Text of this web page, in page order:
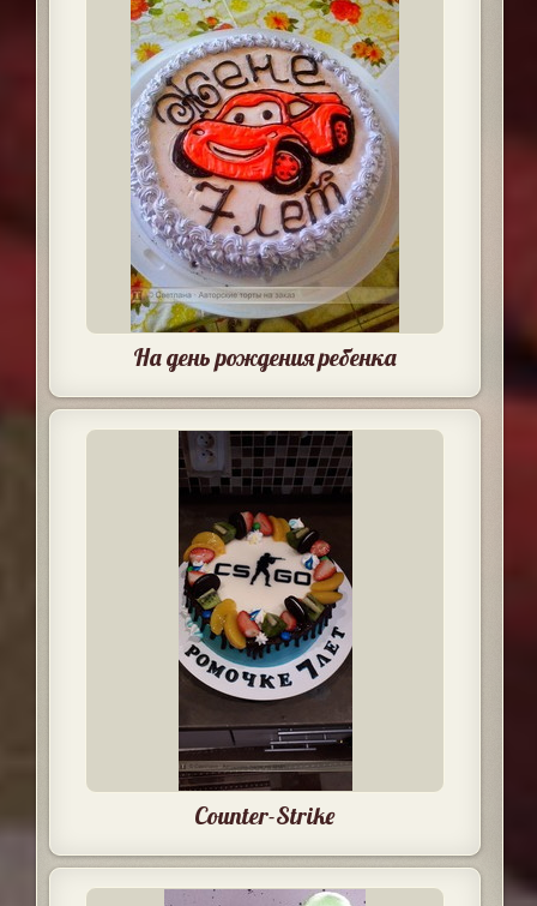
На день рождения ребенка
Counter-Strike